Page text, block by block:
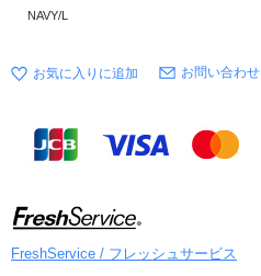
NAVY/L
お問い合わせ
FreshService / フレッシュサービス